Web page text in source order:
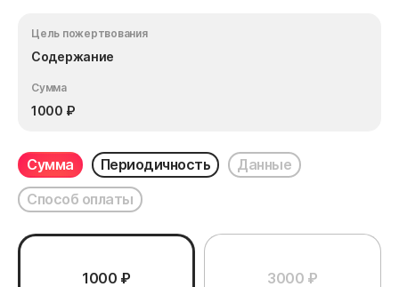
Цель пожертвования
Содержание
Сумма
1000 ₽
Сумма Периодичность
Данные
Способ оплаты
1000 ₽ 3000 ₽